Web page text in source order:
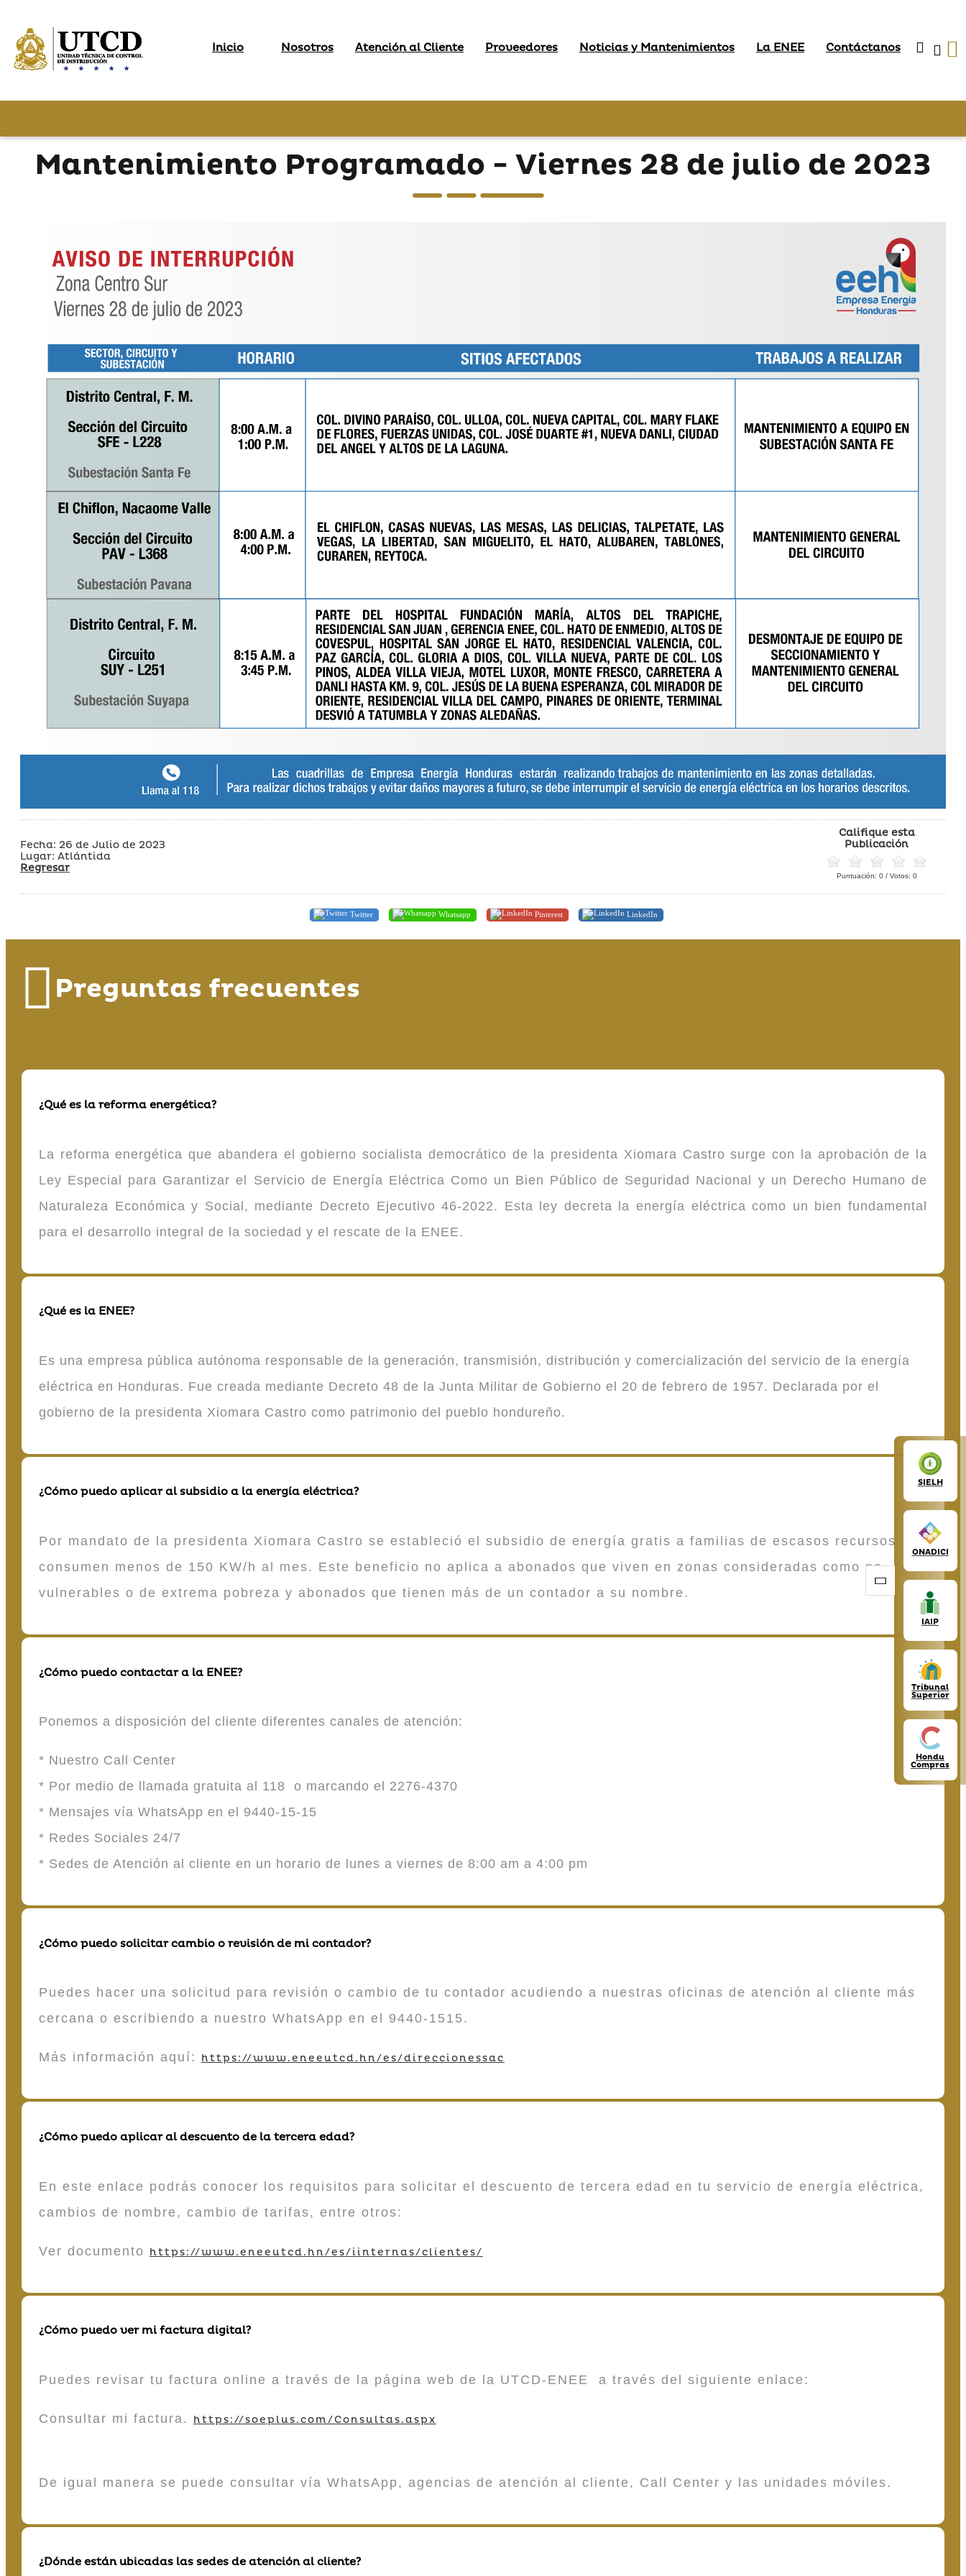
Inicio Nosotros Atención al Cliente Proveedores Noticias y Mantenimientos La ENEE Contáctanos
SIELH
ONADICI
IAIP
Tribunal
Superior
Hondu
Compras
Mantenimiento Programado - Viernes 28 de julio de 2023
Fecha: 26 de Julio de 2023
Lugar: Atlántida
Regresar
Califique esta
Publicación
Puntuación: 0/ Votos: 0
Twitter Whatsapp Pinterest LinkedIn
Preguntas frecuentes
¿Qué es la reforma energética?
La reforma energética que abandera el gobierno socialista democrático de la presidenta Xiomara Castro surge con la aprobación de la
Ley Especial para Garantizar el Servicio de Energía Eléctrica Como un Bien Público de Seguridad Nacional y un Derecho Humano de
Naturaleza Económica y Social, mediante Decreto Ejecutivo 46-2022. Esta ley decreta la energía eléctrica como un bien fundamental
para el desarrollo integral de la sociedad y el rescate de la ENEE.
¿Qué es la ENEE?
Es una empresa pública autónoma responsable de la generación, transmisión, distribución y comercialización del servicio de la energía
eléctrica en Honduras. Fue creada mediante Decreto 48 de la Junta Militar de Gobierno el 20 de febrero de 1957. Declarada por el
gobierno de la presidenta Xiomara Castro como patrimonio del pueblo hondureño.
¿Cómo puedo aplicar al subsidio a la energía eléctrica?
Por mandato de la presidenta Xiomara Castro se estableció el subsidio de energía gratis a familias de escasos recursos que
consumen menos de 150 KW/h al mes. Este beneficio no aplica a abonados que viven en zonas consideradas como no
vulnerables o de extrema pobreza y abonados que tienen más de un contador a su nombre.
¿Cómo puedo contactar a la ENEE?
Ponemos a disposición del cliente diferentes canales de atención:
* Nuestro Call Center
* Por medio de llamada gratuita al 118 o marcando el 2276-4370
* Mensajes vía WhatsApp en el 9440-15-15
* Redes Sociales 24/7
* Sedes de Atención al cliente en un horario de lunes a viernes de 8:00 am a 4:00 pm
¿Cómo puedo solicitar cambio o revisión de mi contador?
Puedes hacer una solicitud para revisión o cambio de tu contador acudiendo a nuestras oficinas de atención al cliente más
cercana o escribiendo a nuestro WhatsApp en el 9440-1515.
Más información aquí: https://www.eneeutcd.hn/es/direccionessac
¿Cómo puedo aplicar al descuento de la tercera edad?
En este enlace podrás conocer los requisitos para solicitar el descuento de tercera edad en tu servicio de energía eléctrica,
cambios de nombre, cambio de tarifas, entre otros:
Ver documento https://www.eneeutcd.hn/es/iinternas/clientes/
¿Cómo puedo ver mi factura digital?
Puedes revisar tu factura online a través de la página web de la UTCD-ENEE a través del siguiente enlace:
Consultar mi factura. https://soeplus.com/Consultas.aspx
De igual manera se puede consultar vía WhatsApp, agencias de atención al cliente, Call Center y las unidades móviles.
¿Dónde están ubicadas las sedes de atención al cliente?